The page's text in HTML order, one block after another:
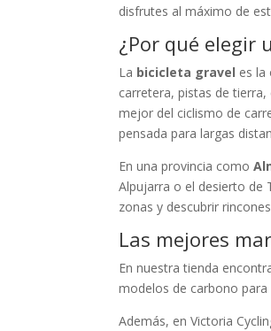
disfrutes al máximo de
¿Por qué elegir
La bicicleta gravel es la
carretera, pistas de
mejor del ciclismo de
pensada para largas
En una provincia como
Alpujarra o el desierto de
zonas y descubrir
Las mejores
En nuestra tienda
modelos de carbono para
Además, en Victoria